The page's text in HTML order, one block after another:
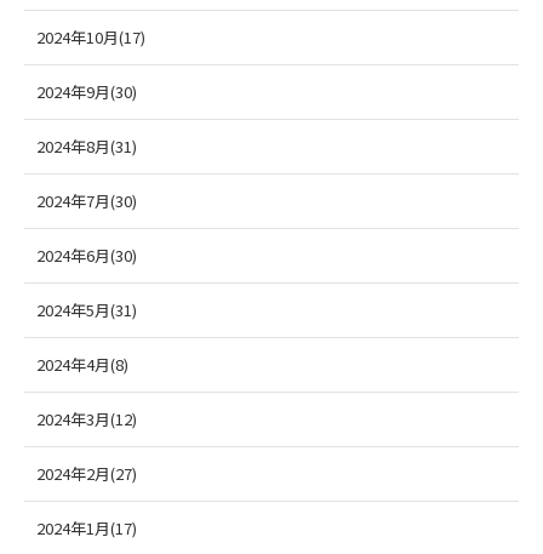
2024年10月(17)
2024年9月(30)
2024年8月(31)
2024年7月(30)
2024年6月(30)
2024年5月(31)
2024年4月(8)
2024年3月(12)
2024年2月(27)
2024年1月(17)